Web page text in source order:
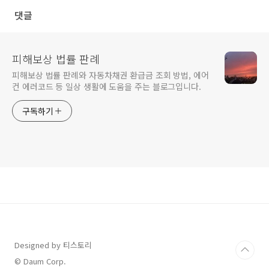
댓글
피해보상 법률 판례
피해보상 법률 판례와 자동차채권 환급금 조회 방법, 에어
컨 에러코드 등 일상 생활에 도움을 주는 블로그입니다.
구독하기
Designed by 티스토리
© Daum Corp.